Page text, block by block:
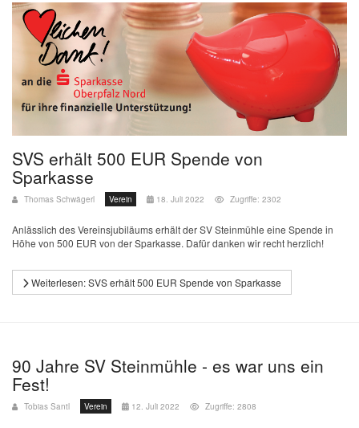
SVS erhält 500 EUR Spende von
Sparkasse
Thomas Schwägerl Verein 18. Juli 2022 Zugriffe: 2302
Anlässlich des Vereinsjubiläums erhält der SV Steinmühle eine Spende in
Höhe von 500 EUR von der Sparkasse. Dafür danken wir recht herzlich!
Weiterlesen: SVS erhält 500 EUR Spende von Sparkasse
90 Jahre SV Steinmühle - es war uns ein
Fest!
Tobias Santl Verein 12. Juli 2022 Zugriffe: 2808